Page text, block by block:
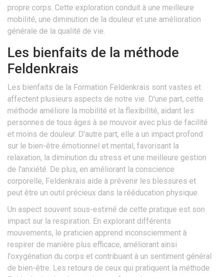
propre corps. Cette exploration conduit à une meilleure
mobilité, une diminution de la douleur et une amélioration
générale de la qualité de vie.
Les bienfaits de la méthode
Feldenkrais
Les bienfaits de la Formation Feldenkrais sont vastes et
affectent plusieurs aspects de notre vie. D'une part, cette
méthode améliore la mobilité et la flexibilité, aidant les
personnes de tous âges à se mouvoir avec plus de facilité
et moins de douleur. D'autre part, elle a un impact profond
sur le bien-être émotionnel et mental, favorisant la
relaxation, la diminution du stress et une meilleure gestion
de l'anxiété. De plus, en améliorant la conscience
corporelle, Feldenkrais aide à prévenir les blessures et
peut être un outil précieux dans la rééducation physique.
Un aspect souvent sous-estimé de cette pratique est son
impact sur la respiration. En explorant différents
mouvements, le praticien apprend inconsciemment à
respirer de manière plus efficace, améliorant ainsi
l'oxygénation du corps et contribuant à un sentiment général
de bien-être. Les retours de ceux qui pratiquent la méthode